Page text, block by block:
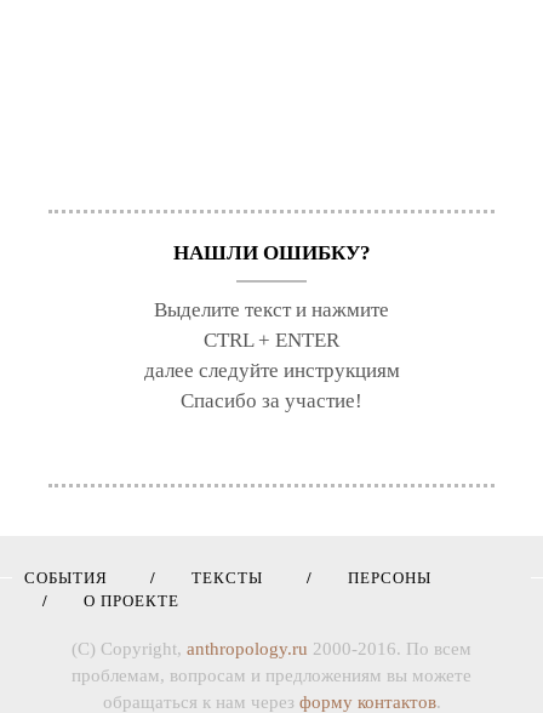
НАШЛИ ОШИБКУ?
Выделите текст и нажмите
CTRL + ENTER
далее следуйте инструкциям
Спасибо за участие!
СОБЫТИЯ ТЕКСТЫ
ПЕРСОНЫ
О ПРОЕКТЕ
(C) Copyright, anthropology.ru 2000-2016. По всем
проблемам, вопросам и предложениям вы можете
обращаться к нам через форму контактов.